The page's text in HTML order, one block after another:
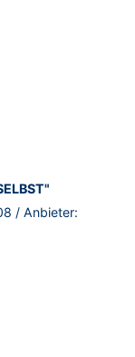
/ Anbieter: